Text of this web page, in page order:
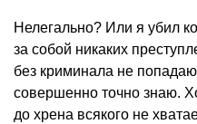
Нелегально? Или я убил
за собой никаких
без криминала не
совершенно точно знаю.
до хрена всякого не